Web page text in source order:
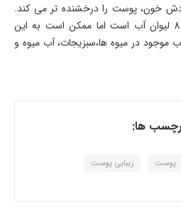
خون، پوست را درخشنده تر می کند.
توصیه عمومی نوشیدن روزانه 8 لیوان آب است اما ممکن است به این
موجود در میوه ها،سبزیجات، آب میوه و
ها:
پوست زیبایی پوست